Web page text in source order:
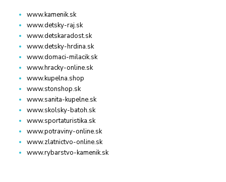
www.kamenik.sk
www.detsky-raj.sk
www.detskaradost.sk
www.detsky-hrdina.sk
www.domaci-milacik.sk
www.hracky-online.sk
www.kupelna.shop
www.stonshop.sk
www.sanita-kupelne.sk
www.skolsky-batoh.sk
www.sportaturistika.sk
www.potraviny-online.sk
www.zlatnictvo-online.sk
www.rybarstvo-kamenik.sk